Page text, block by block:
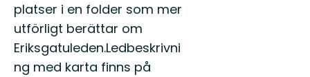
platser i en folder som mer
utförligt berättar om
Eriksgatuleden.Ledbeskrivni
ng med karta finns på